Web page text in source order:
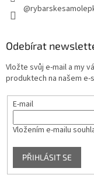
Odebírat
Vložte svůj e-mail a my
produktech na našem e-
E-mail
Vložením e-mailu
PŘIHLÁSIT SE